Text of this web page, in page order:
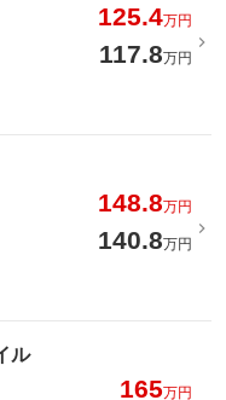
125.4万円
117.8万円
148.8万円
140.8万円
ル
165万円